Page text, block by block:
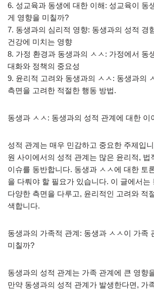
6. 성교육과 동생에 대한 이해: 성교육이 동
게 영향을 미칠까?
7. 동생과의 심리적 영향: 동생과의 성적 경
건강에 미치는 영향
8. 가정 환경과 동생과의 ㅅㅅ: 가정에서 동
대화와 정책의 중요성
9. 윤리적 고려와 동생과의 ㅅㅅ: 동생과의
측면을 고려한 적절한 행동 방법.
동생과 ㅅㅅ: 동생과의 성적 관계에 대한 이
성적 관계는 매우 민감하고 중요한 주제입
원 사이에서의 성적 관계는 많은 윤리적, 법
이슈를 동반합니다. 동생과 ㅅㅅ에 대한 토
을 다뤄야 할 필요가 있습니다. 이 글에서는
다양한 측면을 다루고, 윤리적인 고려와 적
색합니다.
동생과의 가족적 관계: 동생과 ㅅㅅ이 가족
미칠까?
동생과의 성적 관계는 가족 관계에 큰 영향
만약 동생과의 성적 관계가 발생한다면, 가